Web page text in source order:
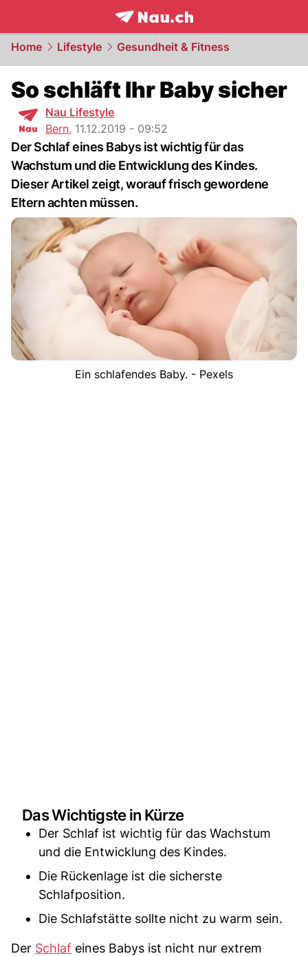
frontpage.NAU.ch
Home Lifestyle Gesundheit & Fitness
So schläft Ihr Baby sicher
Nau Lifestyle
Bern, 11.12.2019 - 09:52
Der Schlaf eines Babys ist wichtig für das
Wachstum und die Entwicklung des Kindes.
Dieser Artikel zeigt, worauf frisch gewordene
Eltern achten müssen.
Ein schlafendes Baby. - Pexels
Das Wichtigste in Kürze
Der Schlaf ist wichtig für das Wachstum
und die Entwicklung des Kindes.
Die Rückenlage ist die sicherste
Schlafposition.
Die Schlafstätte sollte nicht zu warm sein.
Der Schlaf eines Babys ist nicht nur extrem